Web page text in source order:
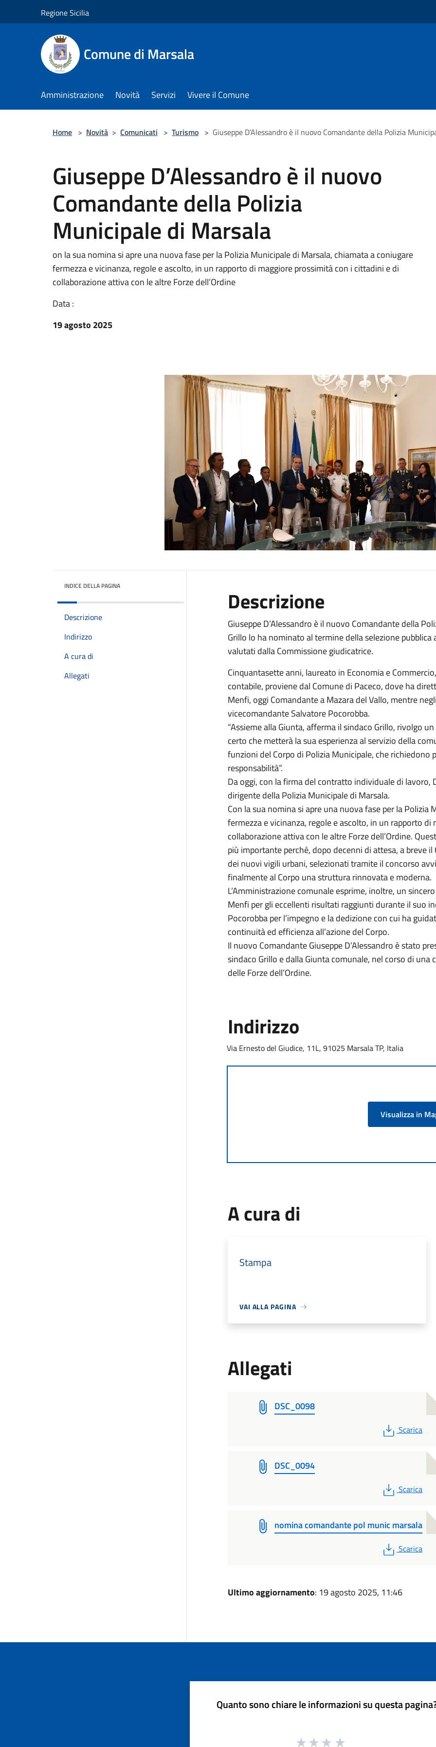
Regione Sicilia
Comune di Marsala
Amministrazione Novità Servizi Vivere il Comune
Home > Novità > Comunicati > Turismo > Giuseppe D’Alessandro è il nuovo Comandante della Polizia
Giuseppe D’Alessandro è il nuovo
Comandante della Polizia
Municipale di Marsala
on la sua nomina si apre una nuova fase per la Polizia Municipale di Marsala, chiamata a coniugare
fermezza e vicinanza, regole e ascolto, in un rapporto di maggiore prossimità con i cittadini e di
collaborazione attiva con le altre Forze dell’Ordine
Data :
19 agosto 2025
INDICE DELLA PAGINA
Descrizione
Indirizzo
A cura di
Allegati
Descrizione
Giuseppe D’Alessandro è il nuovo Comandante della
Grillo lo ha nominato al termine della selezione
valutati dalla Commissione giudicatrice.
Cinquantasette anni, laureato in Economia e
contabile, proviene dal Comune di Paceco, dove ha
Menfi, oggi Comandante a Mazara del Vallo, mentre
vicecomandante Salvatore Pocorobba.
“Assieme alla Giunta, afferma il sindaco Grillo, rivolgo
certo che metterà la sua esperienza al servizio della
funzioni del Corpo di Polizia Municipale, che richiedono
responsabilità”.
Da oggi, con la firma del contratto individuale di lavoro,
dirigente della Polizia Municipale di Marsala.
Con la sua nomina si apre una nuova fase per la Polizia
fermezza e vicinanza, regole e ascolto, in un rapporto
collaborazione attiva con le altre Forze dell’Ordine.
più importante perché, dopo decenni di attesa, a breve
dei nuovi vigili urbani, selezionati tramite il concorso
finalmente al Corpo una struttura rinnovata e moderna.
L’Amministrazione comunale esprime, inoltre, un
Menfi per gli eccellenti risultati raggiunti durante il suo
Pocorobba per l’impegno e la dedizione con cui ha
continuità ed efficienza all’azione del Corpo.
Il nuovo Comandante Giuseppe D’Alessandro è stato
sindaco Grillo e dalla Giunta comunale, nel corso di una
delle Forze dell’Ordine.
Indirizzo
Via Ernesto del Giudice, 11L, 91025 Marsala TP, Italia
Visualizza in
A cura di
Stampa
VAI ALLA PAGINA
Allegati
DSC_0098
PDF
Scarica
DSC_0094
PDF
Scarica
nomina comandante pol munic marsala
PDF
Scarica
Ultimo aggiornamento: 19 agosto 2025, 11:46
Quanto sono chiare le informazioni su questa